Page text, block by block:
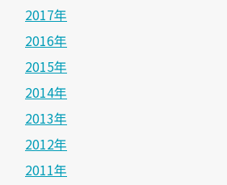
2017年
2016年
2015年
2014年
2013年
2012年
2011年